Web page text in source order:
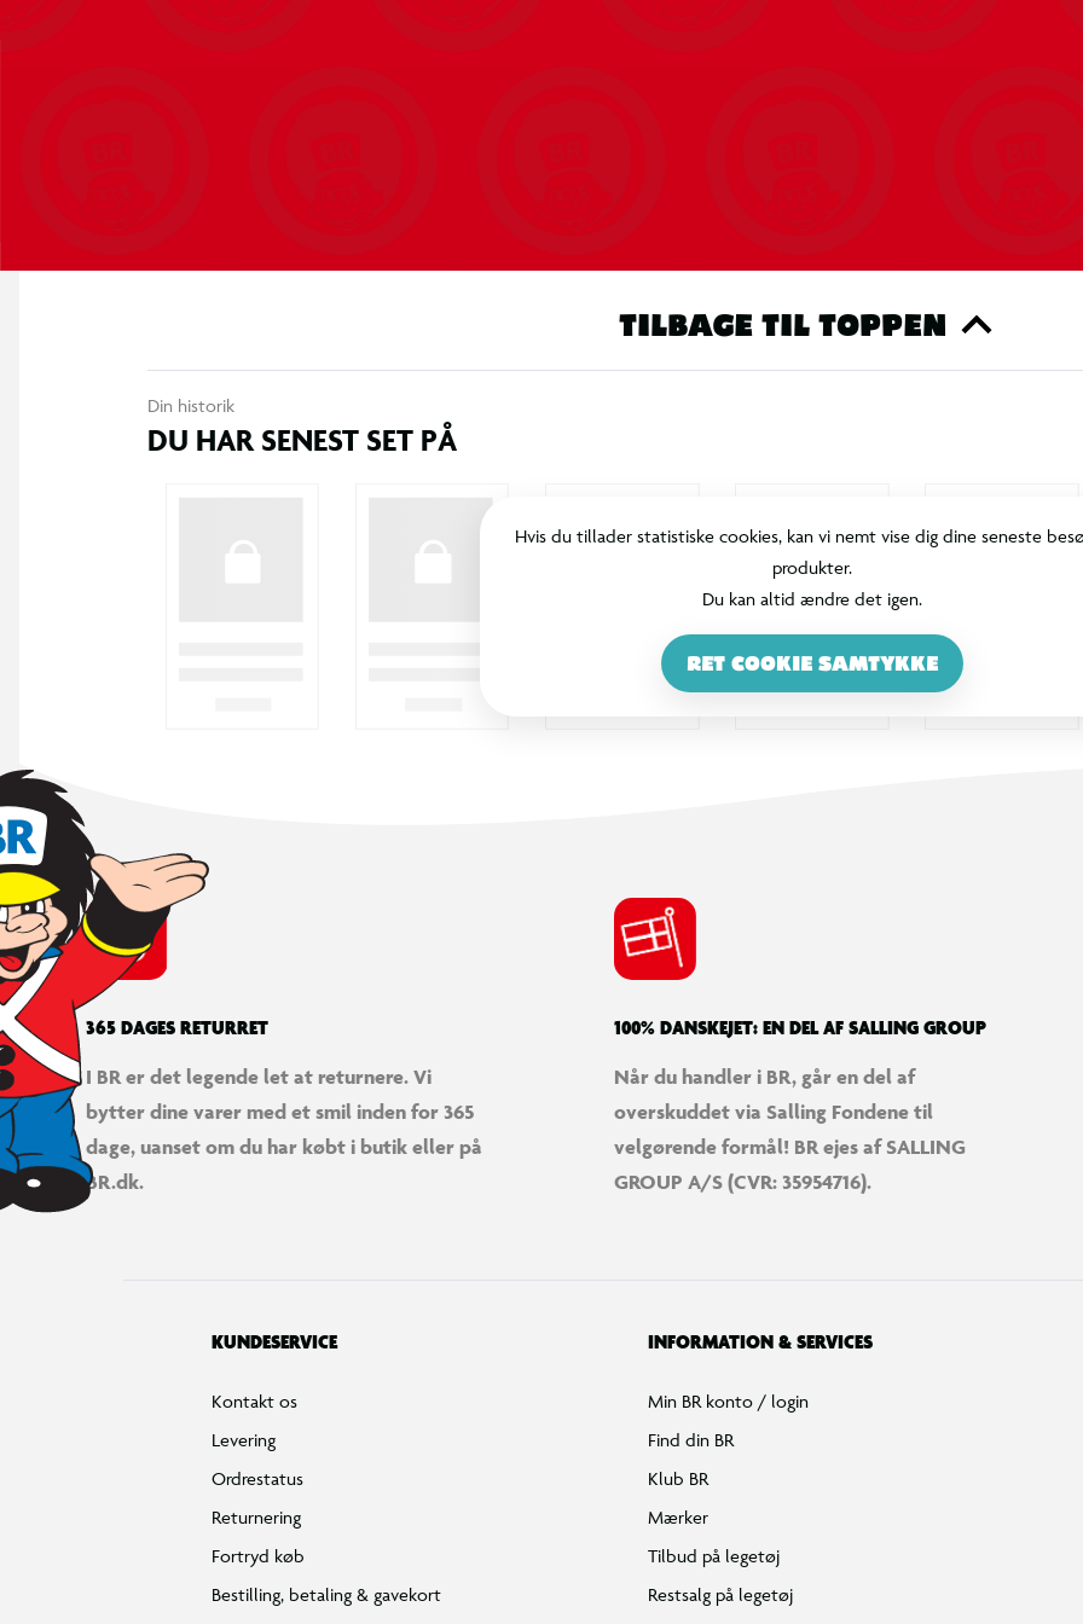
TILBAGE TIL TOPPEN
Din historik
DU HAR SENEST SET PÅ
Hvis du tillader statistiske cookies, kan vi nemt vise dig dine seneste
produkter.
Du kan altid ændre det igen.
RET COOKIE SAMTYKKE
365 DAGES RETURRET
I BR er det legende let at returnere. Vi
bytter dine varer med et smil inden for 365
dage, uanset om du har købt i butik eller på
BR.dk.
100% DANSKEJET: EN DEL AF SALLING GROUP
Når du handler i BR, går en del af
overskuddet via Salling Fondene til
velgørende formål! BR ejes af SALLING
GROUP A/S (CVR: 35954716).
KUNDESERVICE
Kontakt os
Levering
Ordrestatus
Returnering
Fortryd køb
Bestilling, betaling & gavekort
INFORMATION & SERVICES
Min BR konto / login
Find din BR
Klub BR
Mærker
Tilbud på legetøj
Restsalg på legetøj